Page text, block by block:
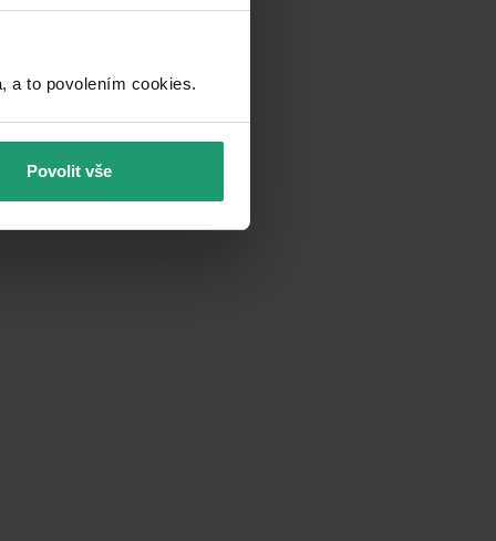
a to povolením cookies.​
Povolit vše